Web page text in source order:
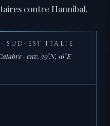
contre Hannibal.
SUD-EST ITALIE
· env. 39°N, 16°E